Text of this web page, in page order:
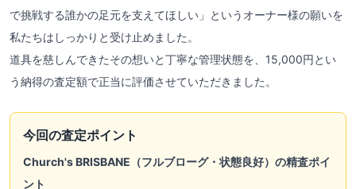
で挑戦する誰かの足元を支えてほしい」というオーナー様の願いを
私たちはしっかりと受け止めました。
道具を慈しんできたその想いと丁寧な管理状態を、15,000円とい
う納得の査定額で正当に評価させていただきました。
今回の査定ポイント
Church's BRISBANE（フルブローグ・状態良好）の精査ポイ
ント